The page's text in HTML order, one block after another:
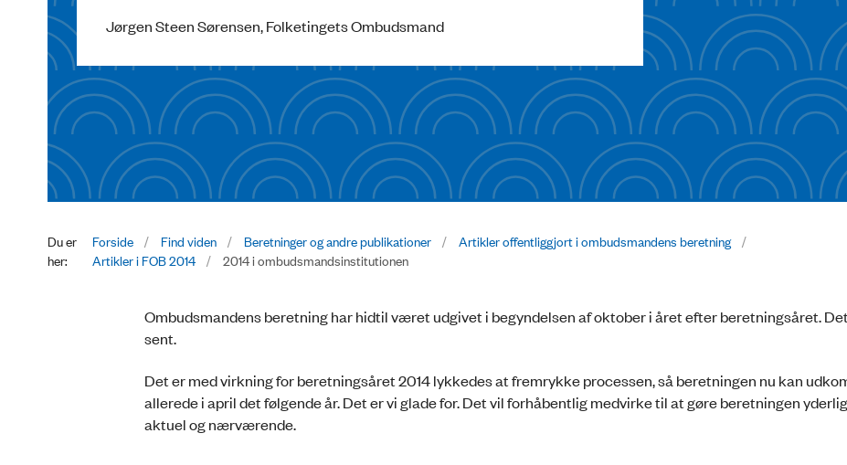
Jørgen Steen Sørensen, Folketingets Ombudsmand
Du er
her:
Forside Find viden Beretninger og andre publikationer
Artikler offentliggjort i ombudsmandens beretning
Artikler i FOB 2014
2014 i ombudsmandsinstitutionen
Ombudsmandens beretning har hidtil været udgivet i begyndelsen af oktober i året efter beretningsåret.
sent.
Det er med virkning for beretningsåret 2014 lykkedes at fremrykke processen, så beretningen nu kan
allerede i april det følgende år. Det er vi glade for. Det vil forhåbentlig medvirke til at gøre beretningen
aktuel og nærværende.